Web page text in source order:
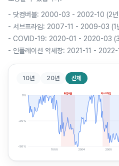
- 닷컴버블: 2000-03 - 2002-10 (2년
- 서브프라임: 2007-11 - 2009-03 (1
- COVID-19: 2020-01 - 2020-03 (3
- 인플레이션 약세장: 2021-11 - 2022-
10년 20년 전체
닷컴버블 서브프라임
0%
-29%
-58%
1999 2004 2009